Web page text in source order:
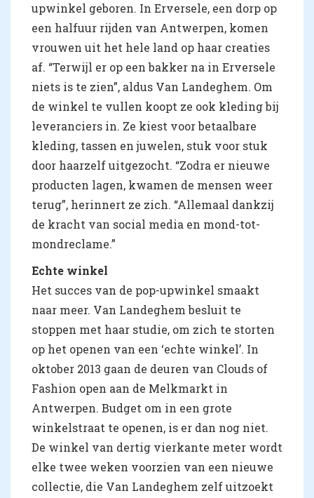
upwinkel geboren. In Erversele, een dorp op
een halfuur rijden van Antwerpen, komen
vrouwen uit het hele land op haar creaties
af. “Terwijl er op een bakker na in Erversele
niets is te zien”, aldus Van Landeghem. Om
de winkel te vullen koopt ze ook kleding bij
leveranciers in. Ze kiest voor betaalbare
kleding, tassen en juwelen, stuk voor stuk
door haarzelf uitgezocht. “Zodra er nieuwe
producten lagen, kwamen de mensen weer
terug”, herinnert ze zich. “Allemaal dankzij
de kracht van social media en mond-tot-
mondreclame.”
Echte winkel
Het succes van de pop-upwinkel smaakt
naar meer. Van Landeghem besluit te
stoppen met haar studie, om zich te storten
op het openen van een ‘echte winkel’. In
oktober 2013 gaan de deuren van Clouds of
Fashion open aan de Melkmarkt in
Antwerpen. Budget om in een grote
winkelstraat te openen, is er dan nog niet.
De winkel van dertig vierkante meter wordt
elke twee weken voorzien van een nieuwe
collectie, die Van Landeghem zelf uitzoekt